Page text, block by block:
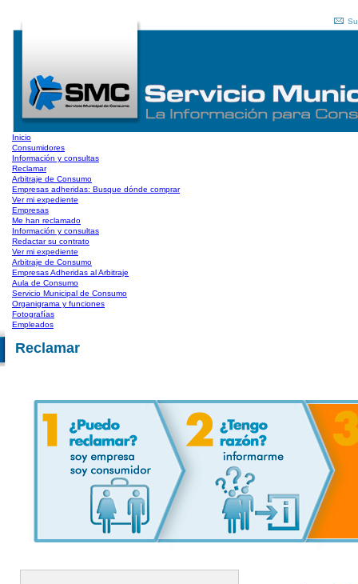
Inicio
Consumidores
Información y consultas
Reclamar
Arbitraje de Consumo
Empresas adheridas: Busque dónde comprar
Ver mi expediente
Empresas
Me han reclamado
Información y consultas
Redactar su contrato
Ver mi expediente
Arbitraje de Consumo
Empresas Adheridas al Arbitraje
Aula de Consumo
Servicio Municipal de Consumo
Organigrama y funciones
Fotografías
Empleados
Reclamar